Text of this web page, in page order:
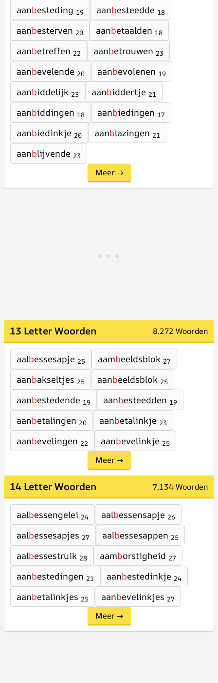
aanbesteding 19 aanbesteedde 18
aanbesterven 20 aanbetaalden 18
aanbetreffen 22 aanbetrouwen 23
aanbevelende 20 aanbevolenen 19
aanbiddelijk 23 aanbiddertje 21
aanbiddingen 18 aanbiedingen 17
aanbiedinkje 20 aanblazingen 21
aanblijvende 23
Meer →
13 Letter Woorden 8.272 Woorden
aalbessesapje 25 aambeeldsblok 27
aanbakseltjes 25 aanbeeldsblok 25
aanbestedende 19 aanbesteedden 19
aanbetalingen 20 aanbetalinkje 23
aanbevelingen 22 aanbevelinkje 25
Meer →
14 Letter Woorden 7.134 Woorden
aalbessengelei 24 aalbessensapje 26
aalbessesapjes 27 aalbessesappen 25
aalbessestruik 28 aamborstigheid 27
aanbestedingen 21 aanbestedinkje 24
aanbetalinkjes 25 aanbevelinkjes 27
Meer →